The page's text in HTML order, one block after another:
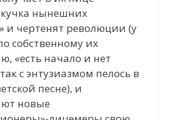
нынешних
и чертенят революции (у
собственному их
«есть начало и нет
с энтузиазмом пелось в
песне), и
новые